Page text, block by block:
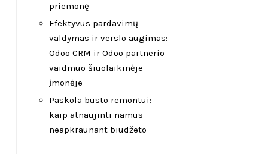
priemonę
Efektyvus pardavimų
valdymas ir verslo augimas:
Odoo CRM ir Odoo partnerio
vaidmuo šiuolaikinėje
įmonėje
Paskola būsto remontui:
kaip atnaujinti namus
neapkraunant biudžeto